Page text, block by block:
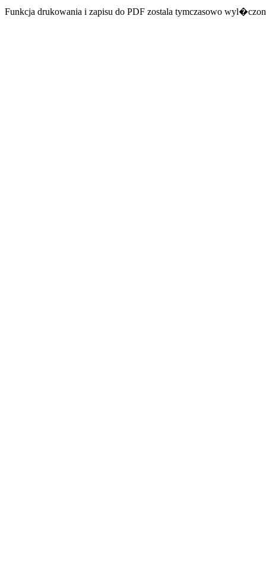
Funkcja drukowania i zapisu do PDF zostala tymczasowo